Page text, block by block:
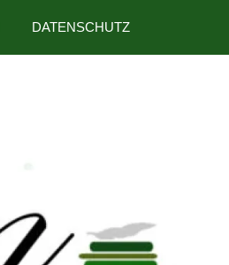
DATENSCHUTZ